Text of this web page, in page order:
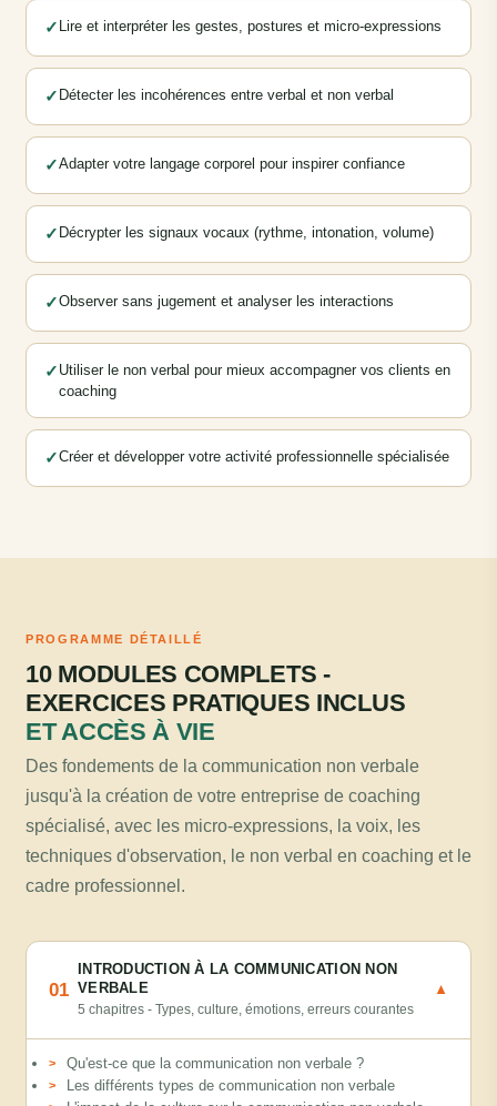
✓ Lire et interpréter les gestes, postures et micro-expressions
✓ Détecter les incohérences entre verbal et non verbal
✓Adapter votre langage corporel pour inspirer confiance
✓ Décrypter les signaux vocaux (rythme, intonation, volume)
✓Observer sans jugement et analyser les interactions
✓ Utiliser le non verbal pour mieux accompagner vos clients en
coaching
✓Créer et développer votre activité professionnelle spécialisée
PROGRAMME DÉTAILLÉ
10 MODULES COMPLETS -
EXERCICES PRATIQUES INCLUS
ET ACCÈS À VIE
Des fondements de la communication non verbale
jusqu'à la création de votre entreprise de coaching
spécialisé, avec les micro-expressions, la voix, les
techniques d'observation, le non verbal en coaching et le
cadre professionnel.
01
INTRODUCTION À LA COMMUNICATION NON
VERBALE
5 chapitres - Types, culture, émotions, erreurs courantes
▼
Qu'est-ce que la communication non verbale ?
Les différents types de communication non verbale